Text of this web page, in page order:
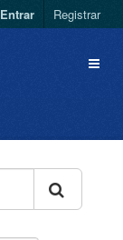
Entrar Registrar